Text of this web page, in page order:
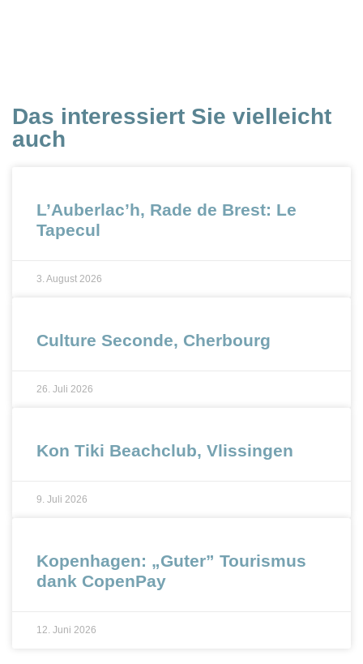
Das interessiert Sie vielleicht
auch
L’Auberlac’h, Rade de Brest: Le
Tapecul
3. August 2026
Culture Seconde, Cherbourg
26. Juli 2026
Kon Tiki Beachclub, Vlissingen
9. Juli 2026
Kopenhagen: „Guter” Tourismus
dank CopenPay
12. Juni 2026